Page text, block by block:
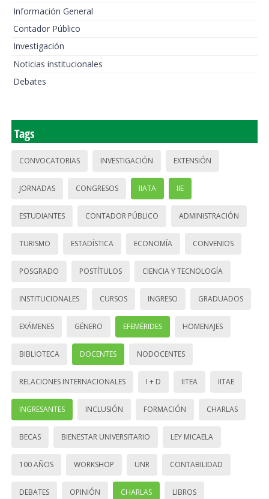
Información General
Contador Público
Investigación
Noticias institucionales
Debates
Tags
CONVOCATORIAS INVESTIGACIÓN EXTENSIÓN
JORNADAS CONGRESOS IIATA IIE
ESTUDIANTES CONTADOR PÚBLICO ADMINISTRACIÓN
TURISMO ESTADÍSTICA ECONOMÍA CONVENIOS
POSGRADO POSTÍTULOS CIENCIA Y TECNOLOGÍA
INSTITUCIONALES CURSOS INGRESO GRADUADOS
EXÁMENES GÉNERO EFEMÉRIDES HOMENAJES
BIBLIOTECA DOCENTES NODOCENTES
RELACIONES INTERNACIONALES I + D IITEA IITAE
INGRESANTES INCLUSIÓN FORMACIÓN CHARLAS
BECAS BIENESTAR UNIVERSITARIO LEY MICAELA
100 AÑOS WORKSHOP UNR CONTABILIDAD
DEBATES OPINIÓN CHARLAS LIBROS